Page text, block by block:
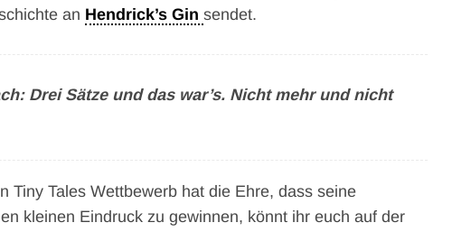
an Hendrick’s Gin sendet.
Drei Sätze und das war’s. Nicht mehr und nicht
Tiny Tales Wettbewerb hat die Ehre, dass seine
kleinen Eindruck zu gewinnen, könnt ihr euch auf der